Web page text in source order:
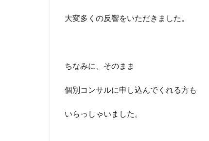
大変多くの反響をいただきました。
ちなみに、そのまま
個別コンサルに申し込んでくれる方も
いらっしゃいました。